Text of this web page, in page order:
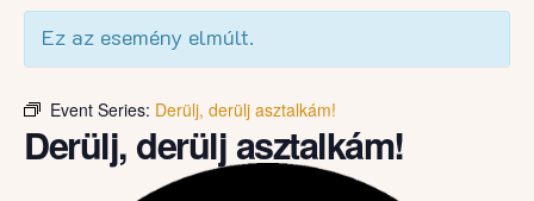
Ez az esemény elmúlt.
Event Series: Derülj, derülj asztalkám!
Derülj, derülj asztalkám!